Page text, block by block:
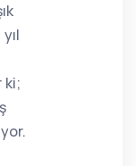
ki;